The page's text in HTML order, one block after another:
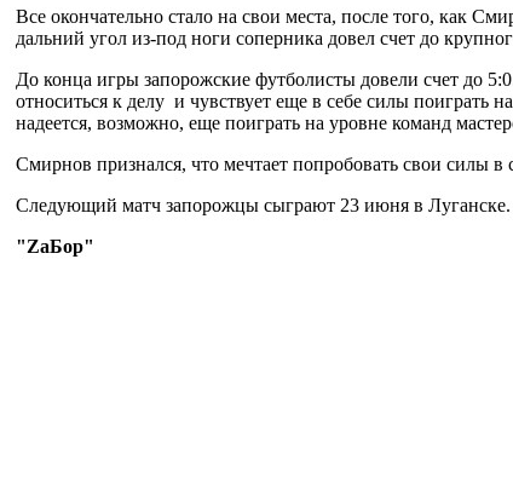
Все окончательно стало на свои места, после того, как
дальний угол из-под ноги соперника довел счет до
До конца игры запорожские футболисты довели счет до
относиться к делу и чувствует еще в себе силы поиграть
надеется, возможно, еще поиграть на уровне команд
Смирнов признался, что мечтает попробовать свои силы в
Следующий матч запорожцы сыграют 23 июня в Луганске.
"ZaБор"